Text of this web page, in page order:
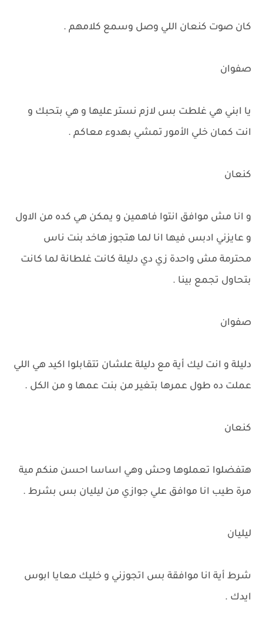
كان صوت كنعان اللي وصل وسمع كلامهم .
صفوان
يا ابني هي غلطت بس لازم نستر عليها و هي بتحبك و
انت كمان خلي الأمور تمشي بهدوء معاكم .
كنعان
و انا مش موافق انتوا فاهمين و يمكن هي كده من الاول
و عايزني ادبس فيها انا لما هتجوز هاخد بنت ناس
محترمة مش واحدة زي دي دليلة كانت غلطانة لما كانت
بتحاول تجمع بينا .
صفوان
دليلة و انت ليك أية مع دليلة علشان تتقابلوا اكيد هي اللي
عملت ده طول عمرها بتغير من بنت عمها و من الكل .
كنعان
هتفضلوا تعملوها وحش وهي اساسا احسن منكم مية
مرة طيب انا موافق علي جوازي من ليليان بس بشرط .
ليليان
شرط أية انا موافقة بس اتجوزني و خليك معايا ابوس
ايدك .